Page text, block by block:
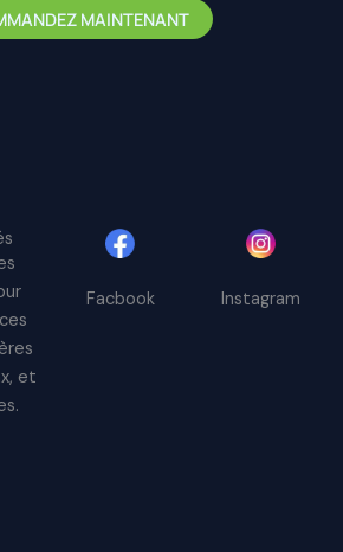
MAINTENANT
et
Facbook Instagram